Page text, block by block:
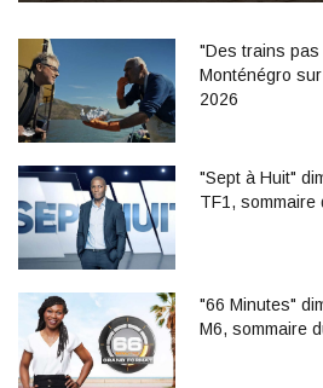
"Des trains pas
Monténégro
2026
"Sept à Huit"
TF1, sommaire
"66 Minutes"
M6, sommaire